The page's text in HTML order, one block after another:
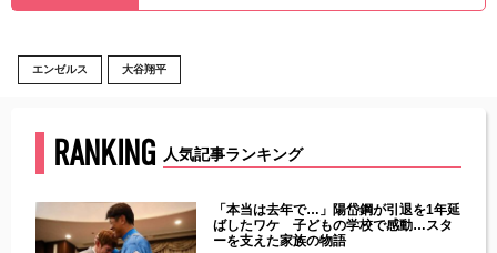
エンゼルス 大谷翔平
RANKING 人気記事ランキング
「本当は去年で…」陽岱鋼が引退を1年延
ばしたワケ 子どもの学校で感動…スタ
ーを支えた家族の物語